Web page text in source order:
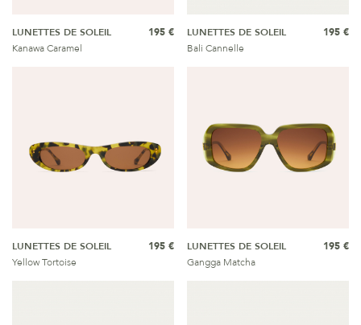
LUNETTES DE SOLEIL
Kanawa Caramel
195 €
LUNETTES DE SOLEIL
Bali Cannelle
195 €
LUNETTES DE SOLEIL
Yellow Tortoise
195 €
LUNETTES DE SOLEIL
Gangga Matcha
195 €